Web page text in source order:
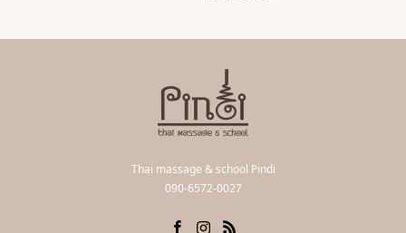
Thai massage & school Pindi
090-6572-0027